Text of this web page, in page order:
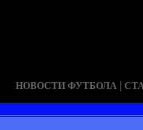
НОВОСТИ ФУТБОЛА |